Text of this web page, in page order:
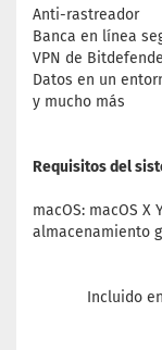
Anti-rastreador
Banca en línea
VPN de
Datos en un
y mucho más
Requisitos del
macOS: macOS X
almacenamiento
Incluido